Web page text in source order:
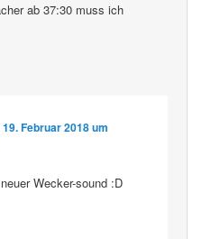
ab 37:30 muss ich
19. Februar 2018 um
Wecker-sound :D